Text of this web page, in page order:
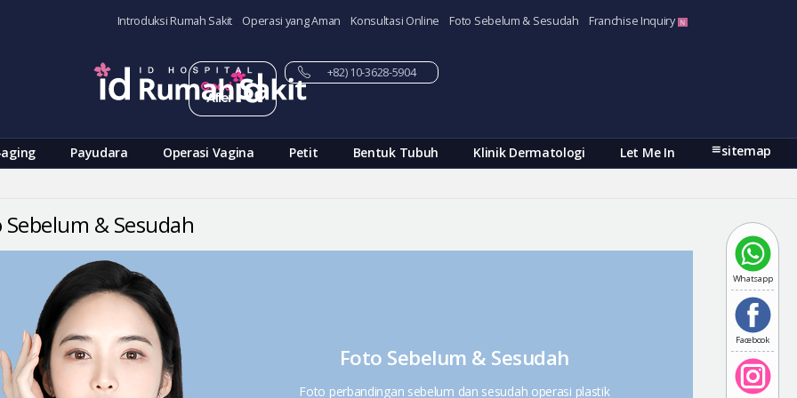
Introduksi Rumah Sakit Operasi yang Aman Konsultasi Online Foto Sebelum & Sesudah Franchise Inquiry
Payudara Operasi Vagina Petit Bentuk Tubuh Klinik Dermatologi Let Me In sitemap
+82) 10-3628-5904
Whatsapp
Facebook
Sebelum & Sesudah
Foto Sebelum & Sesudah
Foto perbandingan sebelum dan sesudah operasi plastik